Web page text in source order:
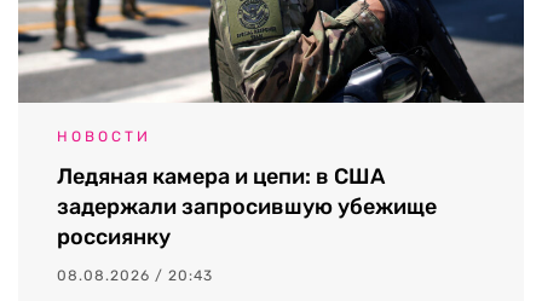
НОВОСТИ
Ледяная камера и цепи: в США
задержали запросившую убежище
россиянку
08.08.2026 / 20:43